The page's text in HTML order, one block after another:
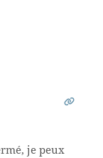
je peux